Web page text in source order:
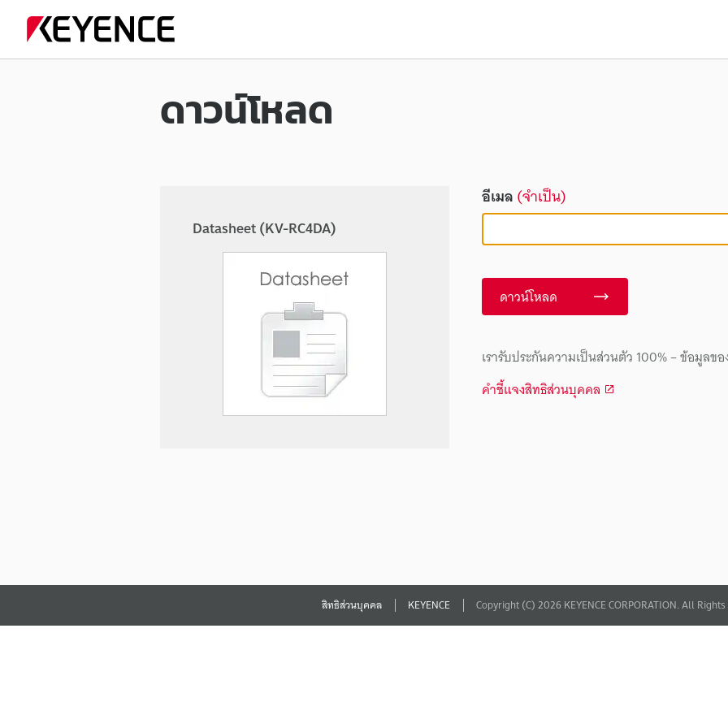
ดาวน์โหลด
Datasheet (KV-RC4DA)
อีเมล(จำเป็น)
ดาวน์โหลด
เรารับประกันความเป็นส่วนตัว 100% – ข้อมูลข
คำชี้แจงสิทธิส่วนบุคคล
สิทธิส่วนบุคคล KEYENCE Copyright (C) 2026 KEYENCE CORPORATION. All